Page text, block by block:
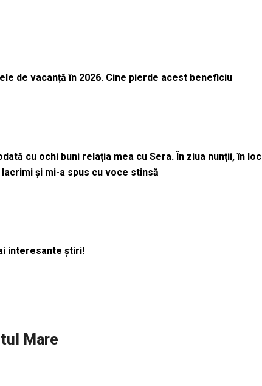
de vacanță în 2026. Cine pierde acest beneficiu
cu ochi buni relația mea cu Sera. În ziua nunții, în loc
și mi-a spus cu voce stinsă
interesante știri!
Mare